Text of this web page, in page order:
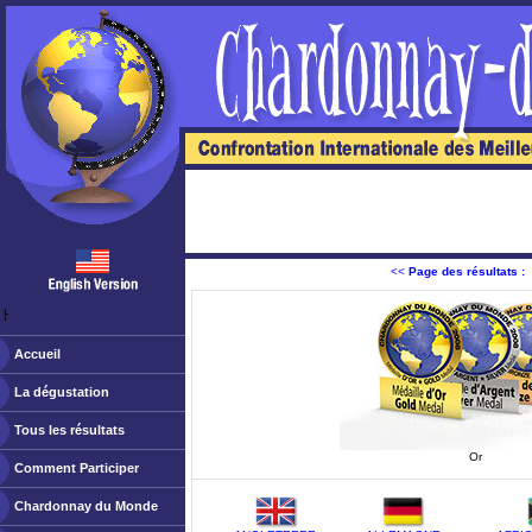
ￂﾠ
Accueil
La dégustation
Tous les résultats
Comment Participer
Chardonnay du Monde
<< Page des résultats :
Or